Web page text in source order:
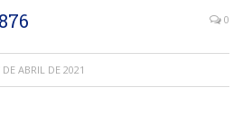
0
DE ABRIL DE 2021